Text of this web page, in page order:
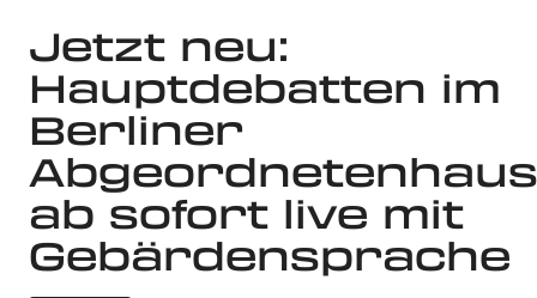
Jetzt neu:
Hauptdebatten im
Berliner
Abgeordnetenhaus
ab sofort live mit
Gebärdensprache